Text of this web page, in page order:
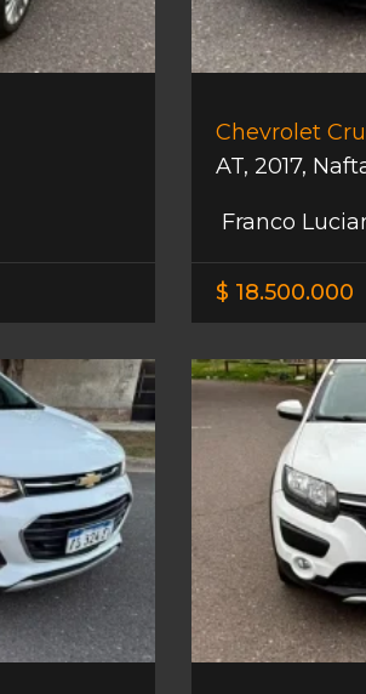
Chevrolet
AT, 2017,
Franco
$ 18.500.000